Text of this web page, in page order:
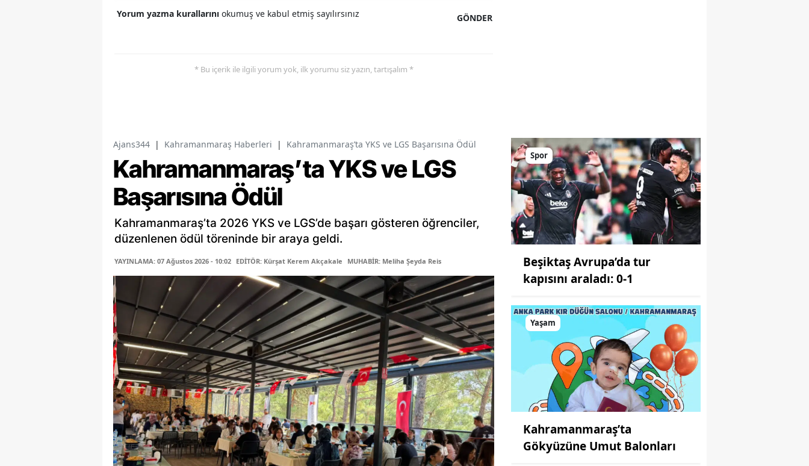
GÖNDER
Yorum yazma kurallarını okumuş ve kabul etmiş sayılırsınız
* Bu içerik ile ilgili yorum yok, ilk yorumu siz yazın, tartışalım *
Ajans344 | Kahramanmaraş Haberleri | Kahramanmaraş’ta YKS ve LGS Başarısına Ödül
Kahramanmaraş’ta YKS ve LGS
Başarısına Ödül
Kahramanmaraş’ta 2026 YKS ve LGS’de başarı gösteren öğrenciler,
düzenlenen ödül töreninde bir araya geldi.
YAYINLAMA: 07 Ağustos 2026 - 10:02 EDİTÖR: Kürşat Kerem Akçakale MUHABİR: Meliha Şeyda Reis
Spor
Beşiktaş Avrupa’da tur
kapısını araladı: 0-1
Yaşam
Kahramanmaraş’ta
Gökyüzüne Umut Balonları